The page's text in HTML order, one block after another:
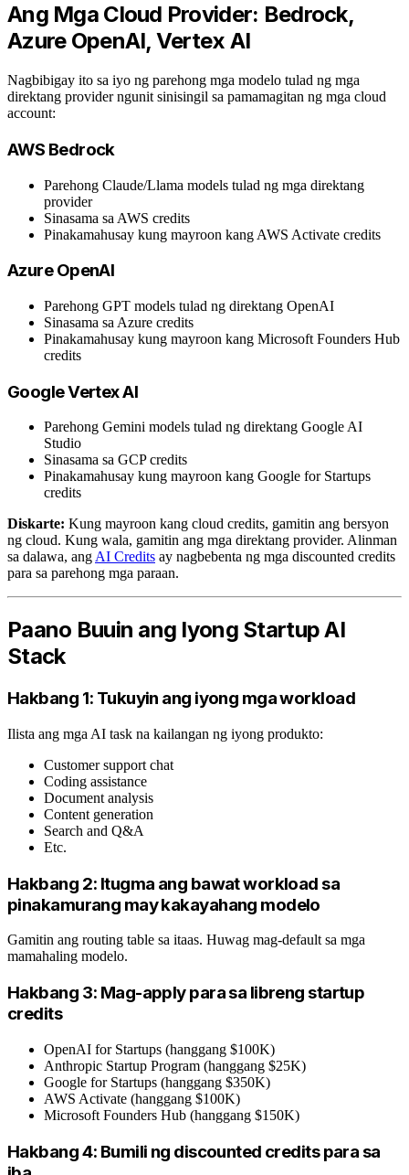
Ang Mga Cloud Provider: Bedrock,
Azure OpenAI, Vertex AI
Nagbibigay ito sa iyo ng parehong mga modelo tulad ng mga
direktang provider ngunit sinisingil sa pamamagitan ng mga cloud
account:
AWS Bedrock
Parehong Claude/Llama models tulad ng mga direktang
provider
Sinasama sa AWS credits
Pinakamahusay kung mayroon kang AWS Activate credits
Azure OpenAI
Parehong GPT models tulad ng direktang OpenAI
Sinasama sa Azure credits
Pinakamahusay kung mayroon kang Microsoft Founders Hub
credits
Google Vertex AI
Parehong Gemini models tulad ng direktang Google AI
Studio
Sinasama sa GCP credits
Pinakamahusay kung mayroon kang Google for Startups
credits
Diskarte: Kung mayroon kang cloud credits, gamitin ang bersyon
ng cloud. Kung wala, gamitin ang mga direktang provider. Alinman
sa dalawa, angAI Credits ay nagbebenta ng mga discounted credits
para sa parehong mga paraan.
Paano Buuin ang Iyong Startup AI
Stack
Hakbang 1: Tukuyin ang iyong mga workload
Ilista ang mga AI task na kailangan ng iyong produkto:
Customer support chat
Coding assistance
Document analysis
Content generation
Search and Q&A
Etc.
Hakbang 2: Itugma ang bawat workload sa
pinakamurang may kakayahang modelo
Gamitin ang routing table sa itaas. Huwag mag-default sa mga
mamahaling modelo.
Hakbang 3: Mag-apply para sa libreng startup
credits
OpenAI for Startups (hanggang $100K)
Anthropic Startup Program (hanggang $25K)
Google for Startups (hanggang $350K)
AWS Activate (hanggang $100K)
Microsoft Founders Hub (hanggang $150K)
Hakbang 4: Bumili ng discounted credits para sa